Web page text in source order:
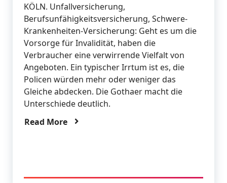
KÖLN. Unfallversicherung,
Berufsunfähigkeitsversicherung, Schwere-
Krankenheiten-Versicherung: Geht es um die
Vorsorge für Invalidität, haben die
Verbraucher eine verwirrende Vielfalt von
Angeboten. Ein typischer Irrtum ist es, die
Policen würden mehr oder weniger das
Gleiche abdecken. Die Gothaer macht die
Unterschiede deutlich.
Read More